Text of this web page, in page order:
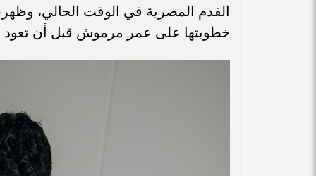
القدم المصرية في الوقت الحالي،
خطوبتها على عمر مرموش قبل أن تعود